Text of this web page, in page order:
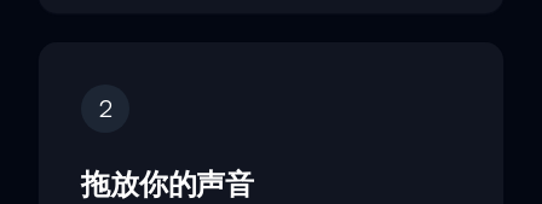
2
拖放你的声音